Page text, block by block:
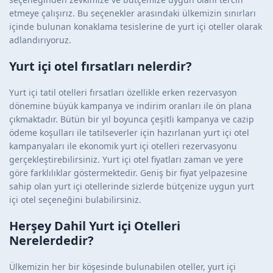
etmeye çalışırız. Bu seçenekler arasındaki ülkemizin sınırları
içinde bulunan konaklama tesislerine de yurt içi oteller olarak
adlandırıyoruz.
Yurt içi otel fırsatları nelerdir?
Yurt içi tatil otelleri fırsatları özellikle erken rezervasyon
dönemine büyük kampanya ve indirim oranları ile ön plana
çıkmaktadır. Bütün bir yıl boyunca çeşitli kampanya ve cazip
ödeme koşulları ile tatilseverler için hazırlanan yurt içi otel
kampanyaları ile ekonomik yurt içi otelleri rezervasyonu
gerçekleştirebilirsiniz. Yurt içi otel fiyatları zaman ve yere
göre farklılıklar göstermektedir. Geniş bir fiyat yelpazesine
sahip olan yurt içi otellerinde sizlerde bütçenize uygun yurt
içi otel seçeneğini bulabilirsiniz.
Herşey Dahil Yurt içi Otelleri
Nerelerdedir?
Ülkemizin her bir köşesinde bulunabilen oteller, yurt içi